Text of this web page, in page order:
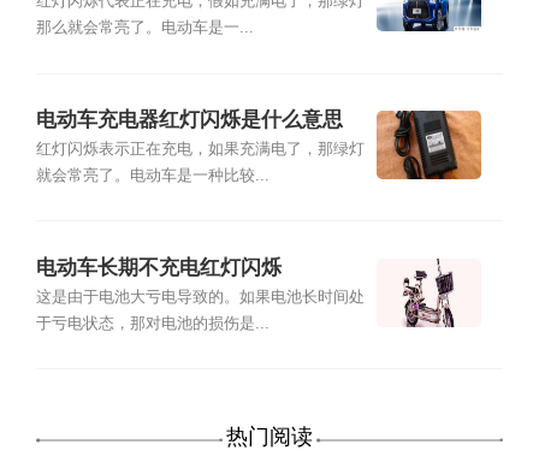
那么就会常亮了。电动车是一...
电动车充电器红灯闪烁是什么意思
红灯闪烁表示正在充电，如果充满电了，那绿灯
就会常亮了。电动车是一种比较...
电动车长期不充电红灯闪烁
这是由于电池大亏电导致的。如果电池长时间处
于亏电状态，那对电池的损伤是...
热门阅读